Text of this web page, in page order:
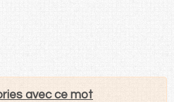
avec ce mot